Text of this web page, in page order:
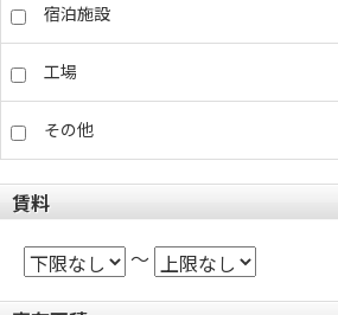
宿泊施設
工場
その他
賃料
～